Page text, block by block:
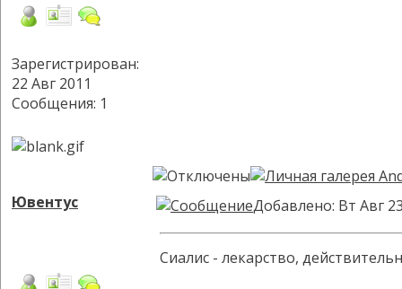
Зарегистрирован:
22 Авг 2011
Сообщения: 1
Ювентус Добавлено: Вт Авг
Сиалис - лекарство,